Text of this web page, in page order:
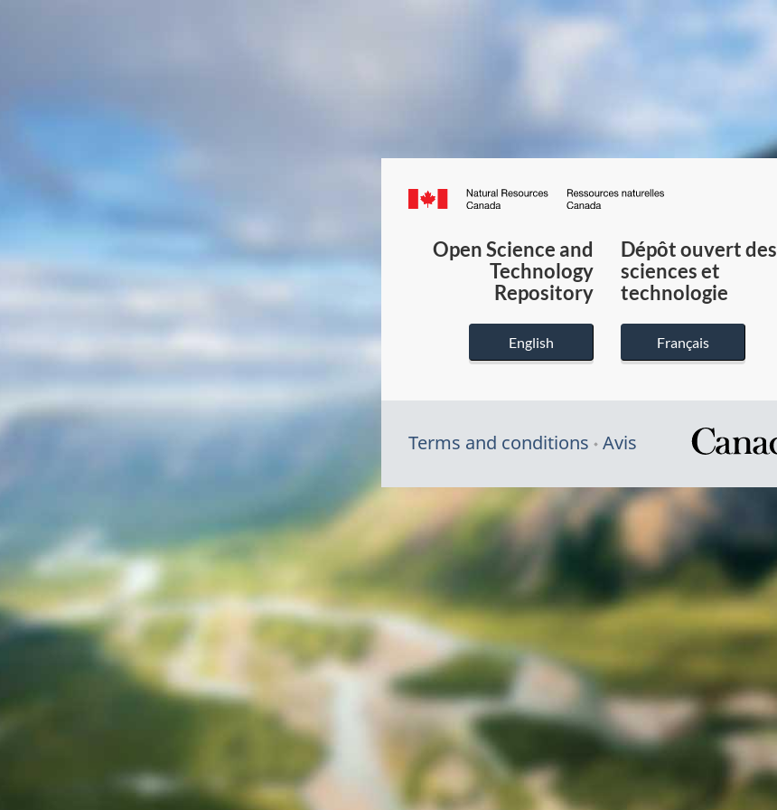
Canada.ca
du
Canada
Open Science and
Technology
Repository
English
Dépôt ouvert des
sciences et
technologie
Français
Terms and conditions Avis